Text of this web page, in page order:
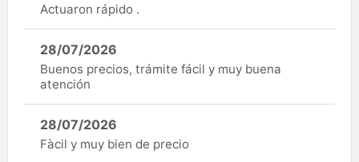
Actuaron rápido .
28/07/2026
Buenos precios, trámite fácil y muy buena
atención
28/07/2026
Fàcil y muy bien de precio